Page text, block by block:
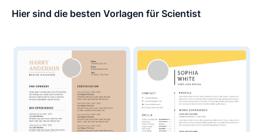
Hier sind die besten Vorlagen für Scientist